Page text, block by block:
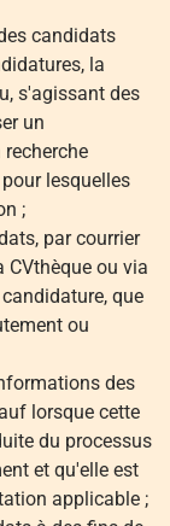
candidats
la
s'agissant des
un
lesquelles
;
par courrier
CVthèque ou via
que
ou
des
lorsque cette
du processus
et qu'elle est
applicable ;